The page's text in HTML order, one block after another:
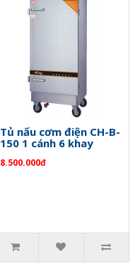
Tủ nấu cơm điện CH-B-
150 1 cánh 6 khay
8.500.000đ